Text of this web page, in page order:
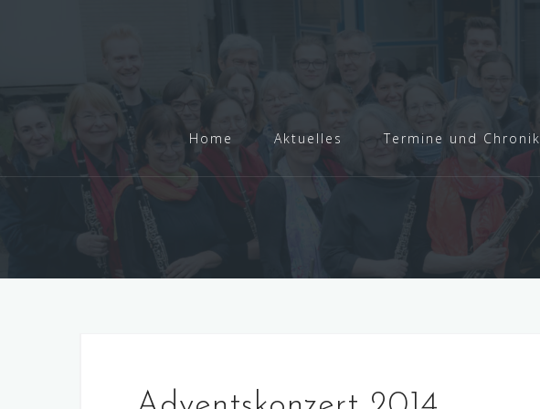
Home Aktuelles Termine und Chronik